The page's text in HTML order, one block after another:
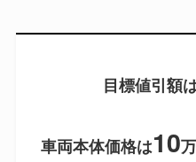
目標値引額
車両本体価格は10